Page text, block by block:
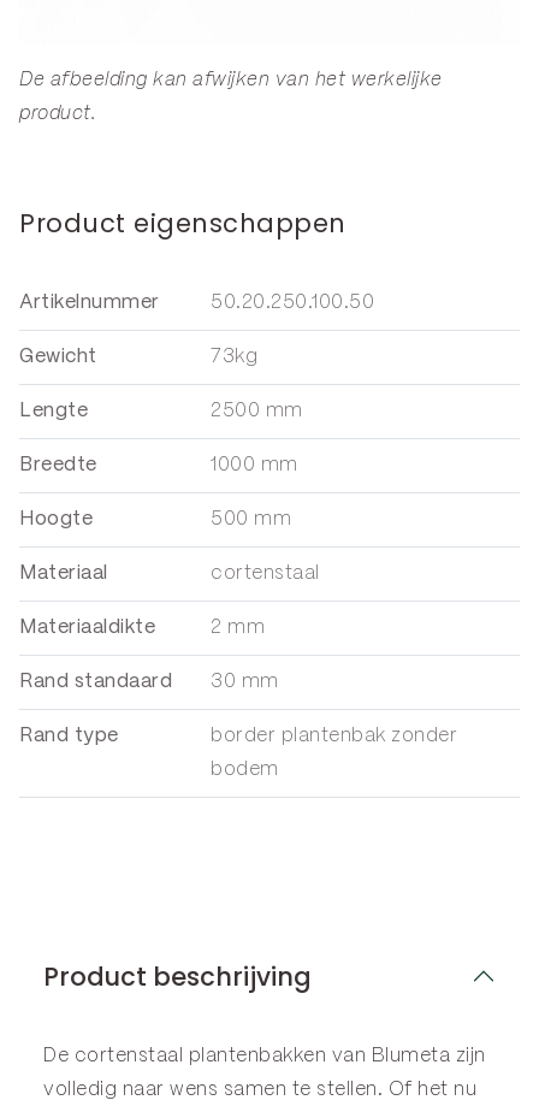
De afbeelding kan afwijken van het werkelijke
product.
Product eigenschappen
Artikelnummer 50.20.250.100.50
Gewicht 73kg
Lengte 2500 mm
Breedte 1000 mm
Hoogte 500 mm
Materiaal cortenstaal
Materiaaldikte 2 mm
Rand standaard 30 mm
Rand type
border plantenbak zonder
bodem
Product beschrijving
De cortenstaal plantenbakken van Blumeta zijn
volledig naar wens samen te stellen. Of het nu